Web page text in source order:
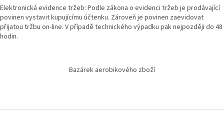
Elektronická evidence tržeb: Podle zákona o evidenci tržeb je prodávající
povinen vystavit kupujícímu účtenku. Zároveň je povinen zaevidovat
přijatou tržbu on-line. V případě technického výpadku pak nejpozději do 48
hodin.
Bazárek aerobikového zboží